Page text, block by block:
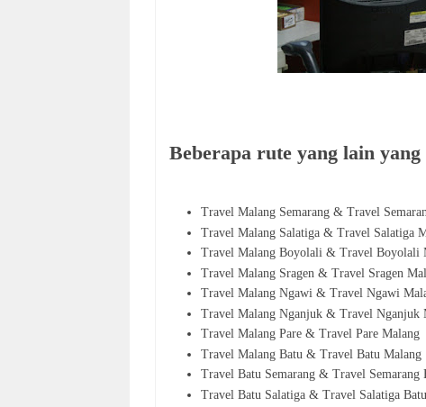
Beberapa rute yang lain
Travel Malang Semarang & Travel
Travel Malang Salatiga & Travel Salatiga
Travel Malang Boyolali & Travel Boyolali
Travel Malang Sragen & Travel Sragen
Travel Malang Ngawi & Travel Ngawi
Travel Malang Nganjuk & Travel Nganjuk
Travel Malang Pare & Travel Pare Malang
Travel Malang Batu & Travel Batu Malang
Travel Batu Semarang & Travel Semarang
Travel Batu Salatiga & Travel Salatiga Batu